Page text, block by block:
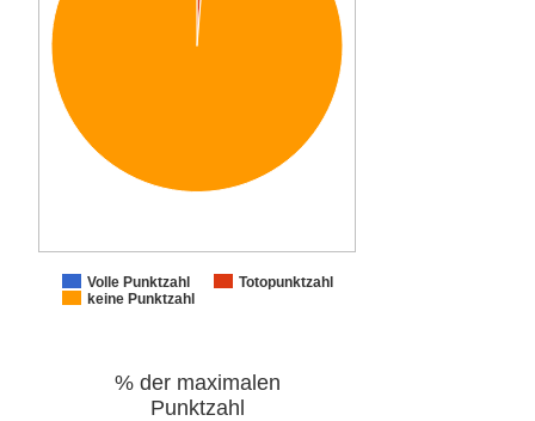
Volle Punktzahl
Totopunktzahl
keine Punktzahl
% der maximalen
Punktzahl